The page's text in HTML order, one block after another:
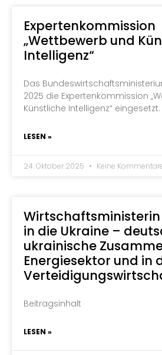
Expertenkommission
„Wettbewerb und
Intelligenz“
Das
2025 die Expertenkommission
Künstliche Intelligenz“ eingesetzt.
LESEN »
24. Oktober 2025 Keine
Wirtschaftsministerin
in die Ukraine –
ukrainische
Energiesektor und in
Beitragsinhalt
LESEN »